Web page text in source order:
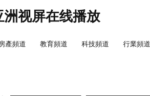
视屏在线播放
房產頻道 教育頻道 科技頻道 行業頻道